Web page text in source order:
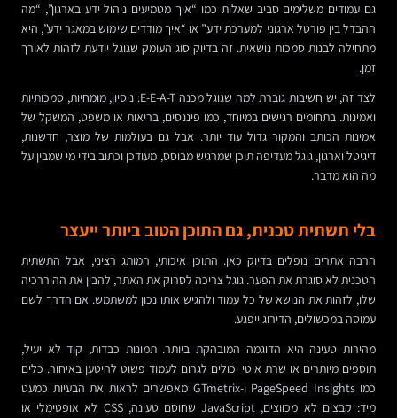
גם עמודים משלימים סביב שאלות כמו “איך מטמיעים ניהול ידע בארגון”, “מה
ההבדל בין פורטל ארגוני למערכת ידע” או “איך מודדים שימוש במאגר ידע”, היא
מתחילה לבנות סמכות נושאית. זה בדיוק סוג העומק שגוגל יודעת לזהות לאורך
זמן.
לצד זה, יש חשיבות גוברת למה שגוגל מכנה E-E-A-T: ניסיון, מומחיות, סמכותיות
ואמינות. בתחומים רגישים במיוחד, כמו פיננסים, בריאות או משפט, המשקל של
אמינות הכותב והמקור גדול עוד יותר. אבל גם בעולמות של מוצר, חדשנות,
דיגיטל וארגון, גוגל מעדיפה תוכן שמרגיש מבוסס, מעודכן וכתוב בידי מי שמבין על
מה הוא מדבר.
בלי תשתית טכנית, גם התוכן הטוב ביותר ייעצר
הרבה אתרים נופלים בדיוק כאן. התוכן איכותי, המותג רציני, אבל התשתית
הטכנית לא סוגרת את הפער. גוגל צריכה לסרוק את האתר, להבין את ההיררכיה
שלו, לזהות את הנושא של כל עמוד ולהגיש אותו נכון למשתמש. אם הדרך לשם
עמוסה במכשולים, הדירוג ייפגע.
מהירות טעינה היא הדוגמה המובהקת ביותר. תמונות כבדות, קוד לא יעיל,
תוספים מיותרים או שרת איטי יכולים לגרום לעמוד פשוט להיטען באיחור. כלים
כמו PageSpeed Insights ו-GTmetrix מאפשרים לראות את הבעיות כמעט
מיד: קבצים לא מכווצים, JavaScript שחוסם טעינה, CSS לא אופטימלי או